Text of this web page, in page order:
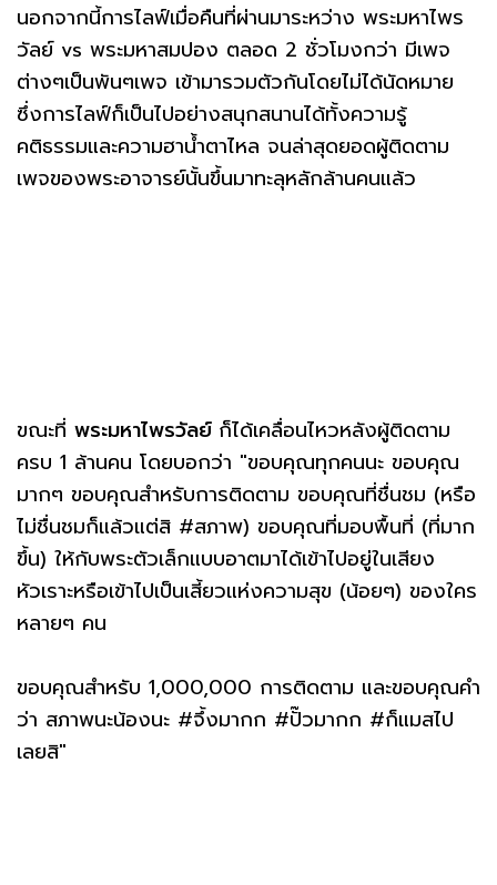
นอกจากนี้การไลฟ์เมื่อคืนที่ผ่านมาระหว่าง พระมหาไพร
วัลย์ vs พระมหาสมปอง ตลอด 2 ชั่วโมงกว่า มีเพจ
ต่างๆเป็นพันๆเพจ เข้ามารวมตัวกันโดยไม่ได้นัดหมาย
ซึ่งการไลฟ์ก็เป็นไปอย่างสนุกสนานได้ทั้งความรู้
คติธรรมและความฮาน้ำตาไหล จนล่าสุดยอดผู้ติดตาม
เพจของพระอาจารย์นั้นขึ้นมาทะลุหลักล้านคนแล้ว
ขณะที่ พระมหาไพรวัลย์ ก็ได้เคลื่อนไหวหลังผู้ติดตาม
ครบ 1 ล้านคน โดยบอกว่า "ขอบคุณทุกคนนะ ขอบคุณ
มากๆ ขอบคุณสำหรับการติดตาม ขอบคุณที่ชื่นชม (หรือ
ไม่ชื่นชมก็แล้วแต่สิ #สภาพ) ขอบคุณที่มอบพื้นที่ (ที่มาก
ขึ้น) ให้กับพระตัวเล็กแบบอาตมาได้เข้าไปอยู่ในเสียง
หัวเราะหรือเข้าไปเป็นเสี้ยวแห่งความสุข (น้อยๆ) ของใคร
หลายๆ คน
ขอบคุณสำหรับ 1,000,000 การติดตาม และขอบคุณคำ
ว่า สภาพนะน้องนะ #จึ้งมากก #ปั๊วมากก #ก็แมสไป
เลยสิ"